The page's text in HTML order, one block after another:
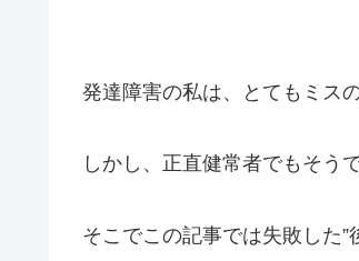
発達障害の私は、とてもミス
しかし、正直健常者でもそう
そこでこの記事では失敗した”